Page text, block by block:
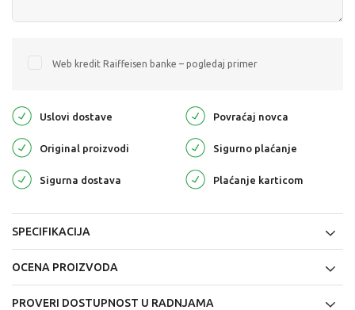
Web kredit Raiffeisen banke – pogledaj primer
Uslovi dostave Povraćaj novca
Original proizvodi Sigurno plaćanje
Sigurna dostava Plaćanje karticom
SPECIFIKACIJA
OCENA PROIZVODA
PROVERI DOSTUPNOST U RADNJAMA